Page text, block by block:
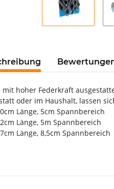
mit hoher Federkraft
oder im Haushalt, lassen
Länge, 5cm Spannbereich
Länge, 5m Spannbereich
Länge, 8,5cm Spannbereich